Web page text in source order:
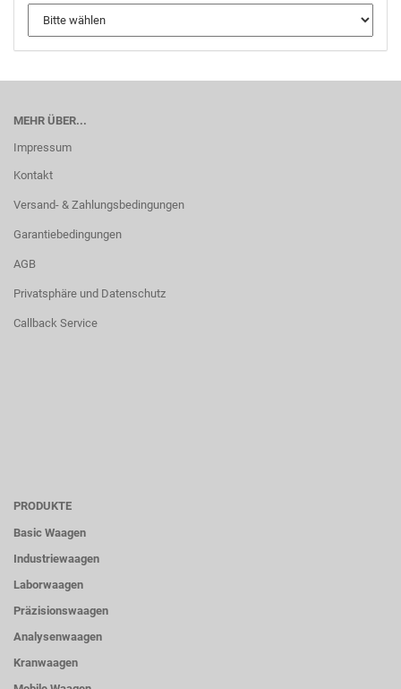
MEHR ÜBER...
Impressum
Kontakt
Versand- & Zahlungsbedingungen
Garantiebedingungen
AGB
Privatsphäre und Datenschutz
Callback Service
PRODUKTE
Basic Waagen
Industriewaagen
Laborwaagen
Präzisionswaagen
Analysenwaagen
Kranwaagen